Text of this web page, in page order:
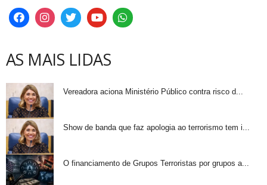
AS MAIS LIDAS
Vereadora aciona Ministério Público contra risco d...
Show de banda que faz apologia ao terrorismo tem i...
O financiamento de Grupos Terroristas por grupos a...